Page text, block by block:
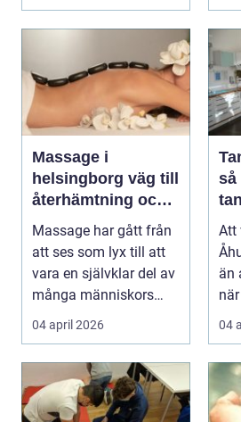
Massage i
helsingborg väg till
återhämtning och
hållbar hälsa
Massage har gått från
att ses som lyx till att
vara en självklar del av
många människors
friskvård. ...
04 april 2026
så
Att
än
04